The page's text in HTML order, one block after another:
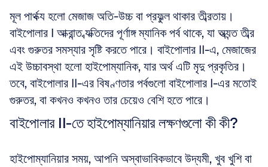
মূল পার্থক্য হলো মেজাজ অতি-উচ্চ বা প্রফুল্ল থাকার তীব্রতায়।
বাইপোলার I আক্রান্ত ব্যক্তিদের পূর্ণাঙ্গ ম্যানিক পর্ব থাকে, যা অত্যন্ত তীব্র
এবং গুরুতর সমস্যার সৃষ্টি করতে পারে। বাইপোলার II-এ, মেজাজের
এই উচ্চাবস্থা হলো হাইপোম্যানিক, যার অর্থ এটি মৃদু প্রকৃতির।
তবে, বাইপোলার II-এর বিষণ্ণতার পর্বগুলো বাইপোলার I-এর মতোই
গুরুতর, বা কখনও কখনও তার চেয়েও বেশি হতে পারে।
বাইপোলার II-তে হাইপোম্যানিয়ার লক্ষণগুলো কী কী?
হাইপোম্যানিয়ার সময়, আপনি অস্বাভাবিকভাবে উদ্যমী, খুব খুশি বা